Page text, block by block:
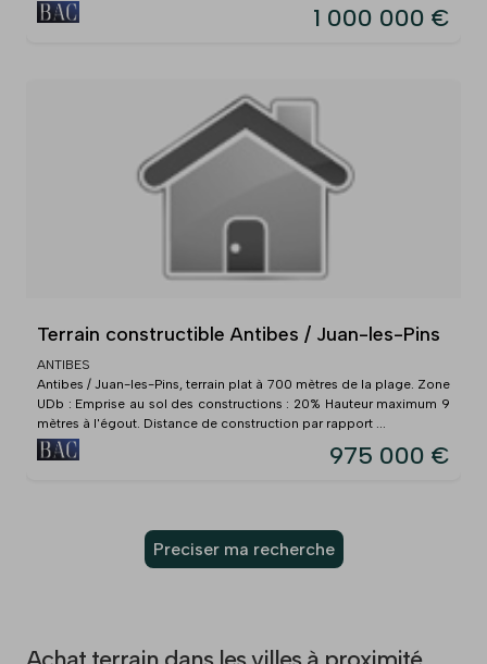
1 000 000 €
Terrain constructible Antibes / Juan-les-Pins
ANTIBES
Antibes / Juan-les-Pins, terrain plat à 700 mètres de la plage. Zone
UDb : Emprise au sol des constructions : 20% Hauteur maximum 9
mètres à l'égout. Distance de construction par rapport ...
975 000 €
Preciser ma recherche